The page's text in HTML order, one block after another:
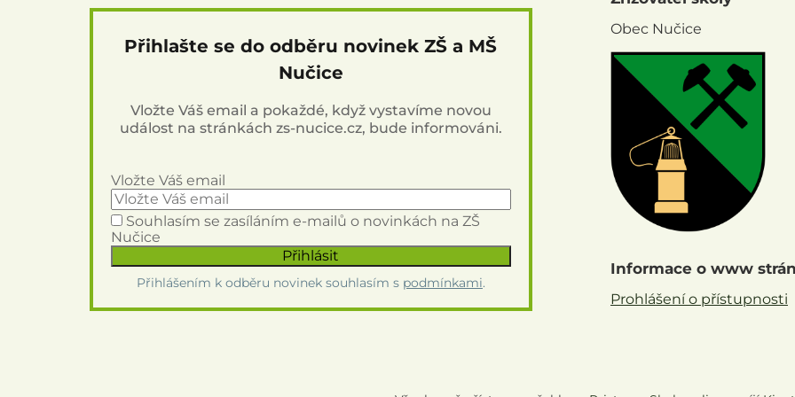
Přihlašte se do odběru novinek ZŠ a MŠ
Nučice
Vložte Váš email a pokaždé, když vystavíme novou
událost na stránkách zs-nucice.cz, bude informováni.
Vložte Váš email
Souhlasím se zasíláním e-mailů o novinkách na ZŠ
Nučice
Přihlášením k odběru novinek souhlasím s podmínkami.
Obec Nučice
Informace o www
Prohlášení o přístupnosti